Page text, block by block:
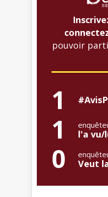
pouvoir
1
1 l'a vu/
0 Veut